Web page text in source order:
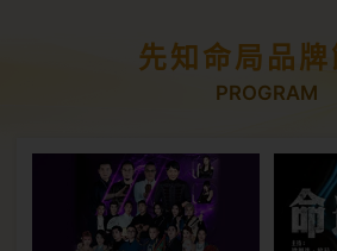
先知命局品牌
PROGRAM